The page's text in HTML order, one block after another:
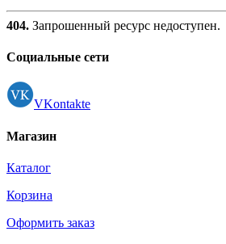
404. Запрошенный ресурс недоступен.
Социальные сети
VKontakte
Магазин
Каталог
Корзина
Оформить заказ